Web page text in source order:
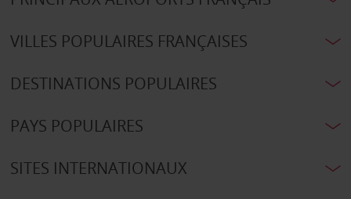
VILLES POPULAIRES FRANÇAISES
DESTINATIONS POPULAIRES
PAYS POPULAIRES
SITES INTERNATIONAUX